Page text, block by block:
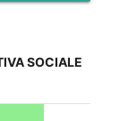
SOCIALE